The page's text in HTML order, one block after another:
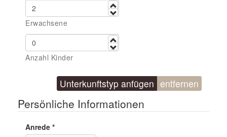
mehr
weniger
Erwachsene
mehr
weniger
Anzahl Kinder
Unterkunftstyp anfügen entfernen
Persönliche Informationen
Anrede *